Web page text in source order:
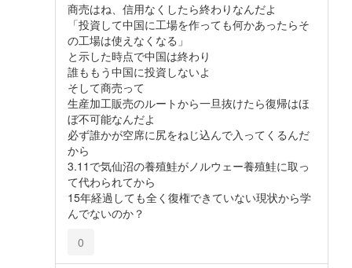
商売はね、信用なくしたら終わりなんだよ
「投資して中国に工場を作っても何かあったらそ
の工場は使えなくなる」
と示した時点で中国は終わり
誰ももう中国に投資しないよ
そして商売って
生産加工販売のルートから一旦抜けたら復帰はほ
ぼ不可能なんだよ
必ず誰かが空席に尻をねじ込んで入ってくるんだ
から
3.11で気仙沼の養殖鮭がノルウェー養殖鮭に取っ
て代わられてから
15年経過しても全く復権できていない現状から学
んでないのか？
0